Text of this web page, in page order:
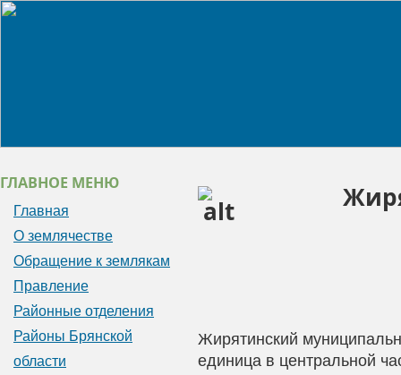
Жирятинский
единица в центральной
ГЛАВНОЕ МЕНЮ
Главная
О землячестве
Обращение к землякам
Правление
Районные отделения
Районы Брянской
области